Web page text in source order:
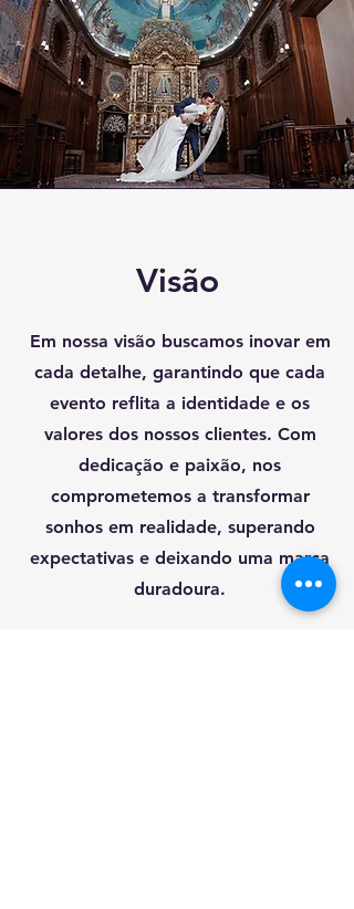
Visão
Em nossa visão buscamos inovar em
cada detalhe, garantindo que cada
evento reflita a identidade e os
valores dos nossos clientes. Com
dedicação e paixão, nos
comprometemos a transformar
sonhos em realidade, superando
expectativas e deixando uma marca
duradoura.